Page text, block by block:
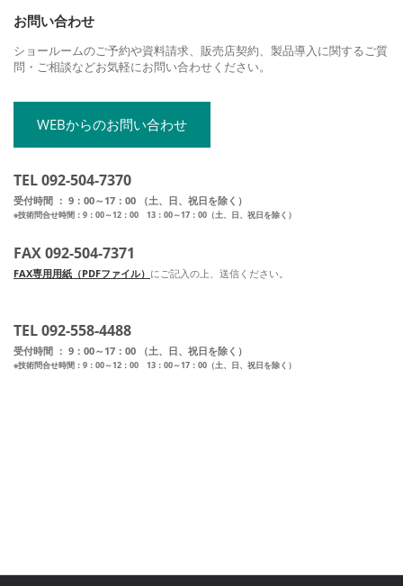
お問い合わせ
ショールームのご予約や資料請求、販売店契約、製品導入に関するご質
問・ご相談などお気軽にお問い合わせください。
WEBからのお問い合わせ
TEL 092-504-7370
受付時間 ： 9：00～17：00 （土、日、祝日を除く）
※技術問合せ時間：9：00～12：00 13：00～17：00（土、日、祝日を除く）
FAX 092-504-7371
FAX専用用紙（PDFファイル） にご記入の上、送信ください。
TEL 092-558-4488
受付時間 ： 9：00～17：00 （土、日、祝日を除く）
※技術問合せ時間：9：00～12：00 13：00～17：00（土、日、祝日を除く）